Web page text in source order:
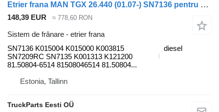
Etrier frana MAN TGX 26.440 (01.07-) SN7136 pentru cap tractor MAN TGL, TGM, TGS, TGX (2005-2021)
148,39 EUR ≈ 778,60 RON
Sistem de frânare - etrier frana
SN7136 K015004 K015000 K003815
SN7209RC SN7135 K001313 K121200
81.50804-6514 81508046514 81.50804...
diesel
Estonia, Tallinn
TruckParts Eesti OÜ